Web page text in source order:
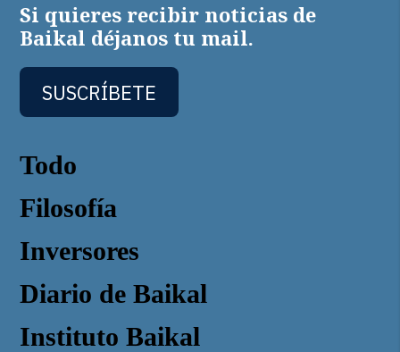
Todo
Filosofía
Inversores
Diario de Baikal
Instituto Baikal
Si quieres recibir noticias de
Baikal déjanos tu mail.
SUSCRÍBETE